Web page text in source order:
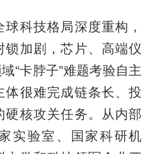
科技格局深度重构，
锁加剧，芯片、高端仪
“卡脖子”难题考验自主
体很难完成链条长、投
硬核攻关任务。从内部
实验室、国家科研机